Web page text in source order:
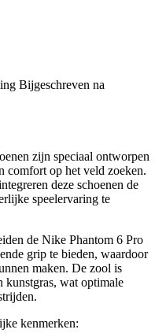
Bijgeschreven na
zijn speciaal ontworpen
comfort op het veld zoeken.
deze schoenen de
speelervaring te
de Nike Phantom 6 Pro
grip te bieden, waardoor
maken. De zool is
kunstgras, wat optimale
kenmerken: